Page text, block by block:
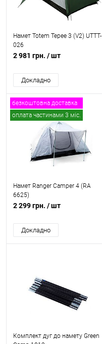
Намет Totem Tepee 3 (V2) UTTT-
026
2 981 грн. / шт
Докладно
безкоштовна доставка
оплата частинами 3 міс.
Намет Ranger Сamper 4 (RA
6625)
2 299 грн. / шт
Докладно
Комплект дуг до намету Green